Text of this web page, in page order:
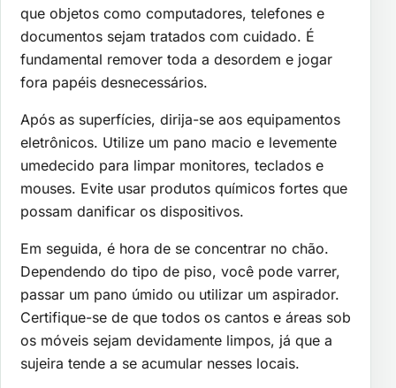
que objetos como computadores, telefones e
documentos sejam tratados com cuidado. É
fundamental remover toda a desordem e jogar
fora papéis desnecessários.
Após as superfícies, dirija-se aos equipamentos
eletrônicos. Utilize um pano macio e levemente
umedecido para limpar monitores, teclados e
mouses. Evite usar produtos químicos fortes que
possam danificar os dispositivos.
Em seguida, é hora de se concentrar no chão.
Dependendo do tipo de piso, você pode varrer,
passar um pano úmido ou utilizar um aspirador.
Certifique-se de que todos os cantos e áreas sob
os móveis sejam devidamente limpos, já que a
sujeira tende a se acumular nesses locais.